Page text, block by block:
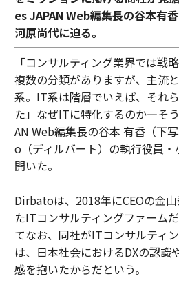
es JAPAN Web編集長の谷本有
河原尚代に迫る。
「コンサルティング業界では戦
複数の分類がありますが、主流
系。IT系は階層でいえば、それ
た」なぜITに特化するのか―そ
AN Web編集長の谷本 有香（下
o（ディルバート）の執行役員
開いた。
Dirbatoは、2018年にCEOの金
たITコンサルティングファーム
てなお、同社がITコンサルティ
は、日本社会におけるDXの認識
感を抱いたからだという。